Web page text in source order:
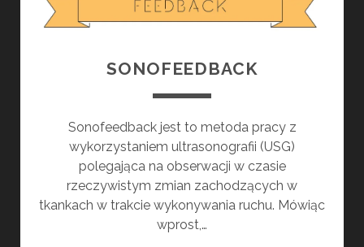
SONOFEEDBACK
Sonofeedback jest to metoda pracy z
wykorzystaniem ultrasonografii (USG)
polegająca na obserwacji w czasie
rzeczywistym zmian zachodzących w
tkankach w trakcie wykonywania ruchu. Mówiąc
wprost,…